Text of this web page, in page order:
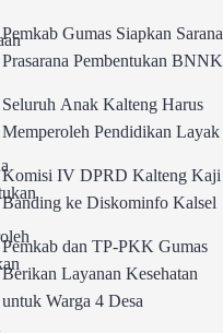
Pemkab Gumas Siapkan Sarana
Prasarana Pembentukan BNNK
Seluruh Anak Kalteng Harus
Memperoleh Pendidikan Layak
Komisi IV DPRD Kalteng Kaji
Banding ke Diskominfo Kalsel
Pemkab dan TP-PKK Gumas
Berikan Layanan Kesehatan
untuk Warga 4 Desa